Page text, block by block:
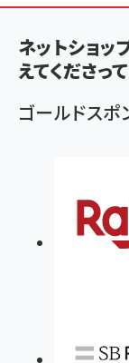
く
ず
ネットショッ
えてくださっ
ゴールドスポ